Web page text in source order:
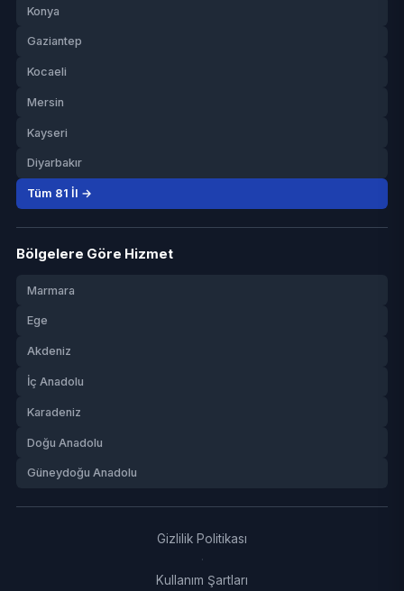
Konya
Gaziantep
Kocaeli
Mersin
Kayseri
Diyarbakır
Tüm 81 İl →
Bölgelere Göre Hizmet
Marmara
Ege
Akdeniz
İç Anadolu
Karadeniz
Doğu Anadolu
Güneydoğu Anadolu
Gizlilik Politikası
·
Kullanım Şartları